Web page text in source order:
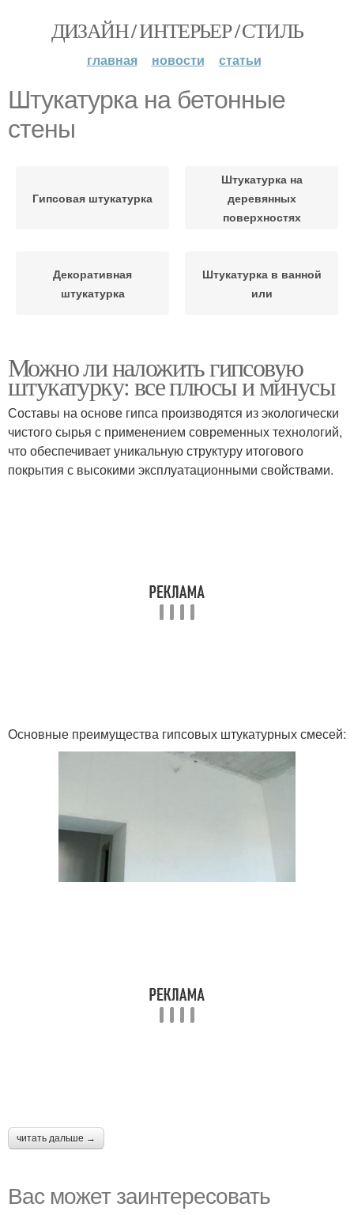
ДИЗАЙН / ИНТЕРЬЕР / СТИЛЬ
главная новости статьи
Штукатурка на бетонные
стены
Гипсовая штукатурка
Штукатурка на
деревянных
поверхностях
Декоративная
штукатурка
Штукатурка в ванной
или
Можно ли наложить гипсовую
штукатурку: все плюсы и минусы
Составы на основе гипса производятся из экологически
чистого сырья с применением современных технологий,
что обеспечивает уникальную структуру итогового
покрытия с высокими эксплуатационными свойствами.
Основные преимущества гипсовых штукатурных смесей:
читать дальше →
Вас может заинтересовать